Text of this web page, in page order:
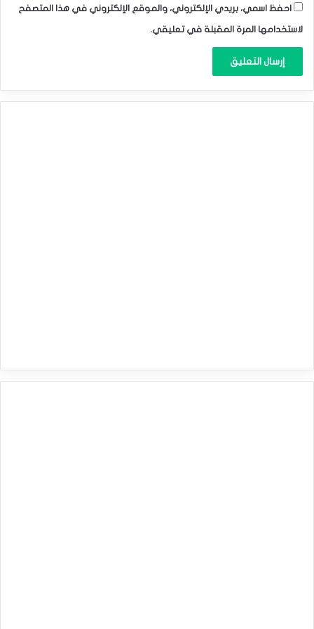
احفظ اسمي، بريدي الإلكتروني، والموقع الإلكتروني في هذا المتصفح
لاستخدامها المرة المقبلة في تعليقي.